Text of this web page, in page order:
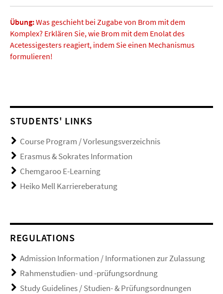
Übung:Was geschieht bei Zugabe von Brom mit dem
Komplex? Erklären Sie, wie Brom mit dem Enolat des
Acetessigesters reagiert, indem Sie einen Mechanismus
formulieren!
STUDENTS' LINKS
Course Program / Vorlesungsverzeichnis
Erasmus & Sokrates Information
Chemgaroo E-Learning
Heiko Mell Karriereberatung
REGULATIONS
Admission Information / Informationen zur Zulassung
Rahmenstudien- und -prüfungsordnung
Study Guidelines / Studien- & Prüfungsordnungen